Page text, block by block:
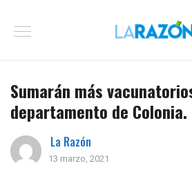
Sumarán más
departamento de Colonia.
La Razón
13 marzo, 2021